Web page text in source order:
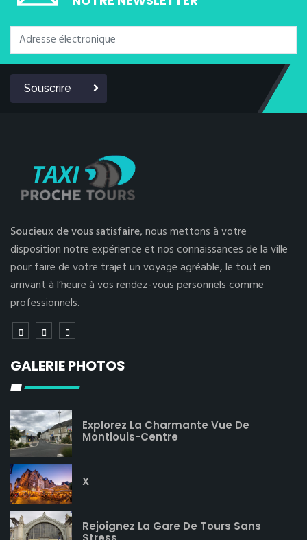
Souscrire
Soucieux de vous satisfaire,nous mettons à votre
disposition notre expérience et nos connaissances de la ville
pour faire de votre trajet un voyage agréable, le tout en
arrivant à l’heure à vos rendez-vous personnels comme
professionnels.
GALERIE PHOTOS
Explorez La Charmante Vue De
Montlouis-Centre
X
Rejoignez La Gare De Tours Sans